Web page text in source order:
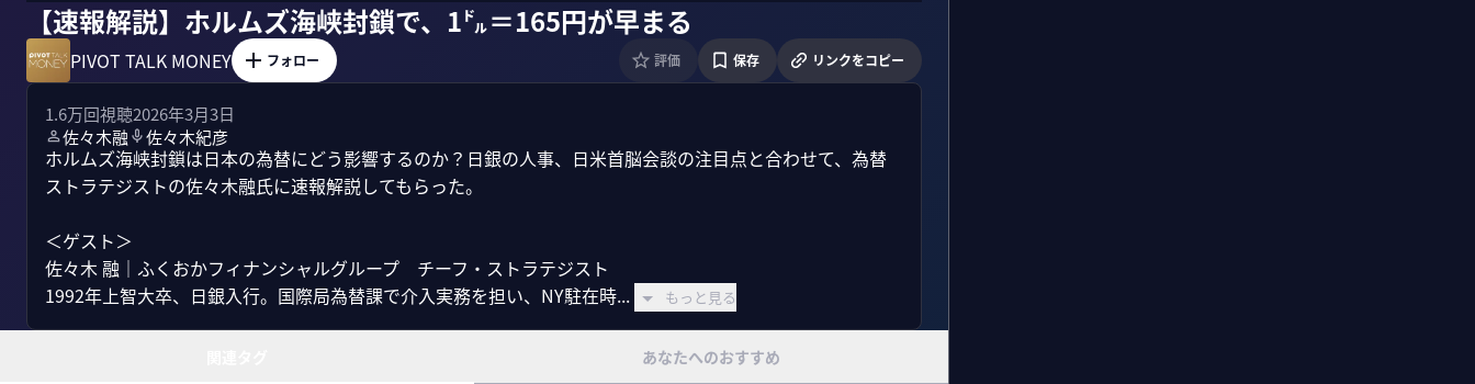
【速報解説】ホルムズ海峡封鎖で、1㌦＝165円が早まる
PIVOT TALK MONEY フォロー 評価 保存 リンクをコピー
1.6万回視聴2026年3月3日
佐々木融
佐々木紀彦
ホルムズ海峡封鎖は日本の為替にどう影響するのか？日銀の人事、日米首脳会談の注目点と合わせて、為替
ストラテジストの佐々木融氏に速報解説してもらった。
＜ゲスト＞
佐々木 融｜ふくおかフィナンシャルグループ　チーフ・ストラテジスト
1992年上智大卒、日銀入行。国際局為替課で介入実務を担い、NY駐在時...
もっと見る
あなたへのおすすめ